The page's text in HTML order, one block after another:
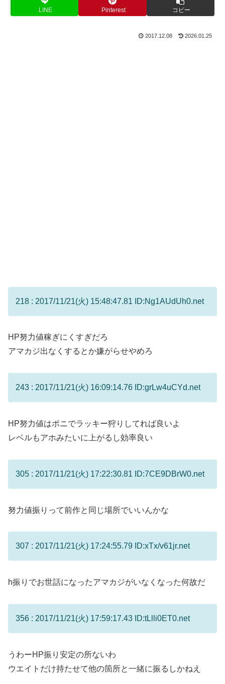
LINE Pinterest コピー
2017.12.08 2026.01.25
218 : 2017/11/21(火) 15:48:47.81 ID:Ng1AUdUh0.net
HP努力値稼ぎにくすぎだろ
アマカジ出なくするとか嫌がらせやめろ
243 : 2017/11/21(火) 16:09:14.76 ID:grLw4uCYd.net
HP努力値はポニでラッキー狩りしてれば良いよ
レベルもアホみたいに上がるし効率良い
305 : 2017/11/21(火) 17:22:30.81 ID:7CE9DBrW0.net
努力値振りって前作と同じ場所でいいんかな
307 : 2017/11/21(火) 17:24:55.79 ID:xTx/v61jr.net
h振りでお世話になったアマカジがいなくなった何故だ
356 : 2017/11/21(火) 17:59:17.43 ID:tLlli0ET0.net
うわーHP振り安定の所ないわ
ウエイトだけ持たせて他の箇所と一緒に振るしかねえ